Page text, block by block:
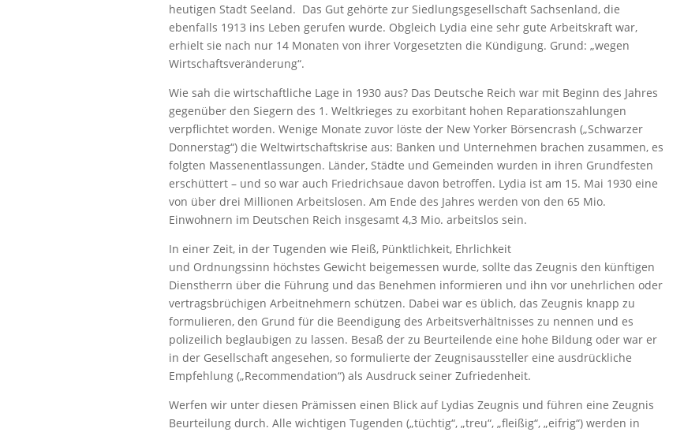
heutigen Stadt Seeland. Das Gut gehörte zur Siedlungsgesellschaft Sachsenland, die
ebenfalls 1913 ins Leben gerufen wurde. Obgleich Lydia eine sehr gute Arbeitskraft war,
erhielt sie nach nur 14 Monaten von ihrer Vorgesetzten die Kündigung. Grund: „wegen
Wirtschaftsveränderung“.
Wie sah die wirtschaftliche Lage in 1930 aus? Das Deutsche Reich war mit Beginn des Jahres
gegenüber den Siegern des 1. Weltkrieges zu exorbitant hohen Reparationszahlungen
verpflichtet worden. Wenige Monate zuvor löste der New Yorker Börsencrash („Schwarzer
Donnerstag“) die Weltwirtschaftskrise aus: Banken und Unternehmen brachen zusammen, es
folgten Massenentlassungen. Länder, Städte und Gemeinden wurden in ihren Grundfesten
erschüttert – und so war auch Friedrichsaue davon betroffen. Lydia ist am 15. Mai 1930 eine
von über drei Millionen Arbeitslosen. Am Ende des Jahres werden von den 65 Mio.
Einwohnern im Deutschen Reich insgesamt 4,3 Mio. arbeitslos sein.
In einer Zeit, in der Tugenden wie Fleiß, Pünktlichkeit, Ehrlichkeit
und Ordnungssinn höchstes Gewicht beigemessen wurde, sollte das Zeugnis den künftigen
Dienstherrn über die Führung und das Benehmen informieren und ihn vor unehrlichen oder
vertragsbrüchigen Arbeitnehmern schützen. Dabei war es üblich, das Zeugnis knapp zu
formulieren, den Grund für die Beendigung des Arbeitsverhältnisses zu nennen und es
polizeilich beglaubigen zu lassen. Besaß der zu Beurteilende eine hohe Bildung oder war er
in der Gesellschaft angesehen, so formulierte der Zeugnisaussteller eine ausdrückliche
Empfehlung („Recommendation“) als Ausdruck seiner Zufriedenheit.
Werfen wir unter diesen Prämissen einen Blick auf Lydias Zeugnis und führen eine Zeugnis
Beurteilung durch. Alle wichtigen Tugenden („tüchtig“, „treu“, „fleißig“, „eifrig“) werden in